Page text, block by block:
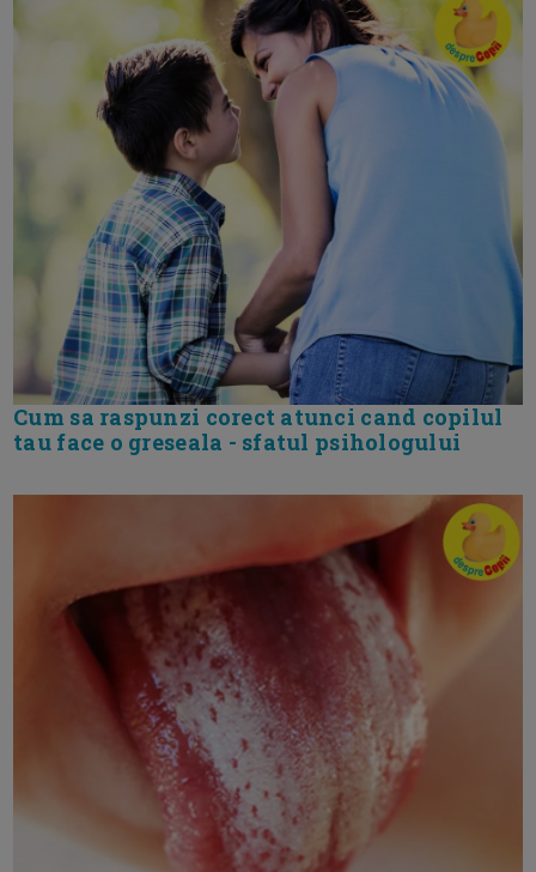
Cum sa raspunzi corect atunci cand copilul
tau face o greseala - sfatul psihologului